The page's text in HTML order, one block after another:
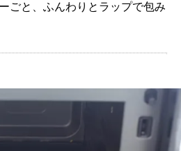
ごと、ふんわりとラップで包み